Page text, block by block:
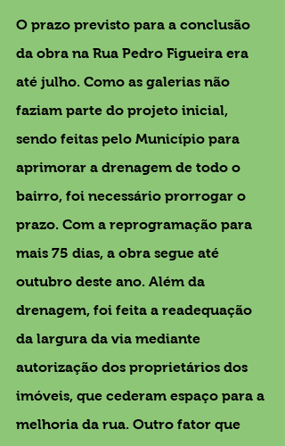
O prazo previsto para a conclusão
da obra na Rua Pedro Figueira era
até julho. Como as galerias não
faziam parte do projeto inicial,
sendo feitas pelo Município para
aprimorar a drenagem de todo o
bairro, foi necessário prorrogar o
prazo. Com a reprogramação para
mais 75 dias, a obra segue até
outubro deste ano. Além da
drenagem, foi feita a readequação
da largura da via mediante
autorização dos proprietários dos
imóveis, que cederam espaço para a
melhoria da rua. Outro fator que